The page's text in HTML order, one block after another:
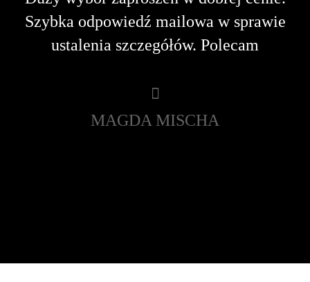
Szybka odpowiedź mailowa w sprawie
ustalenia szczegółów. Polecam
MAGDA MISCHA